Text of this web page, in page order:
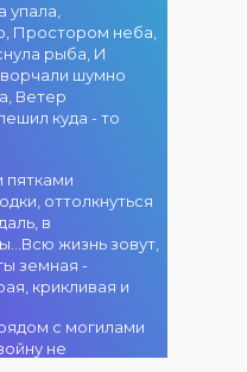
прекрасные
песни,
зажигательные
танцы и
праздничное
настроение!
ансамбля —
Шамиль
Фахрутдинов. Вас
ждут зрелищные
хореографические
постановки, яркие
ритмы и
праздничное
настроение!
областного
акимата
состоится
праздничная DJ-
программа! Вас
ждут
зажигательные
ритмы, мощная
г. Костанай дом
культуры
Костанай
завоевал Гран-
при
культуры
#REPOST
@kstnews.kz - Во
летия со дня
основания
Костанайской
области подвели
г. Костанай дом
культуры
упала,
Простором неба,
рыба, И
шумно
Ветер
куда - то
пятками
оттолкнуться
в
жизнь зовут,
земная -
крикливая и
с могилами
не